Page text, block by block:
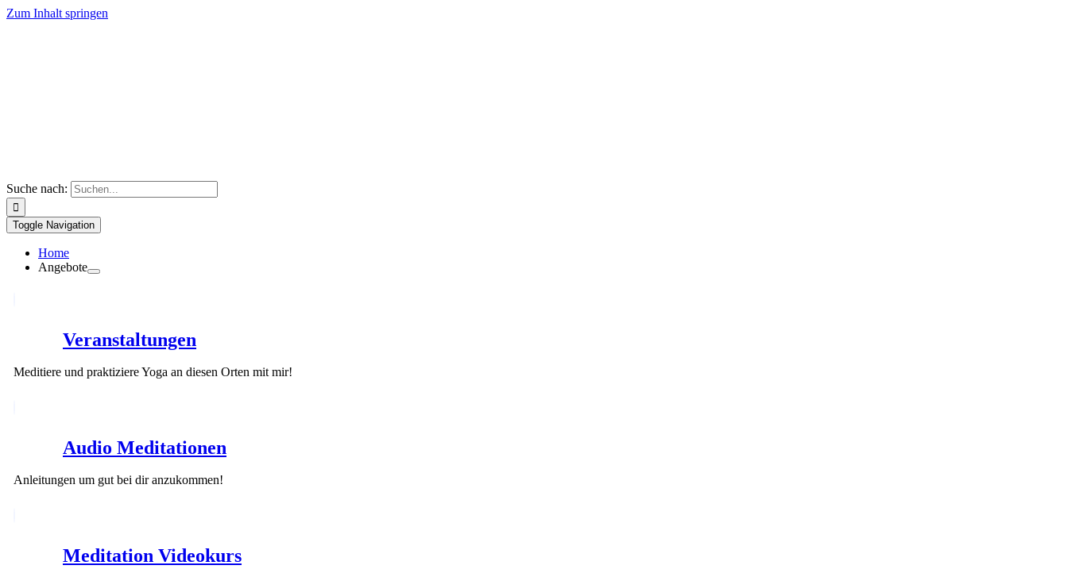
Zum Inhalt springen
Suche nach:
Toggle Navigation
Home
Angebote
Veranstaltungen
Meditiere und praktiziere Yoga an diesen Orten mit mir!
Audio Meditationen
Anleitungen um gut bei dir anzukommen!
Meditation Videokurs